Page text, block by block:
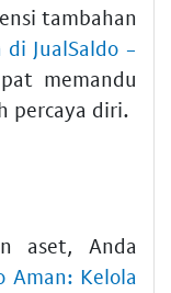
tambahan
di JualSaldo -
memandu
percaya diri.
aset, Anda
Aman: Kelola